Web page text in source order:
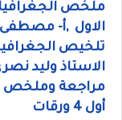
الاول ,أ-
تلخيص
الاستاذ وليد
مراجعة وملخص
أول 4 ورقات